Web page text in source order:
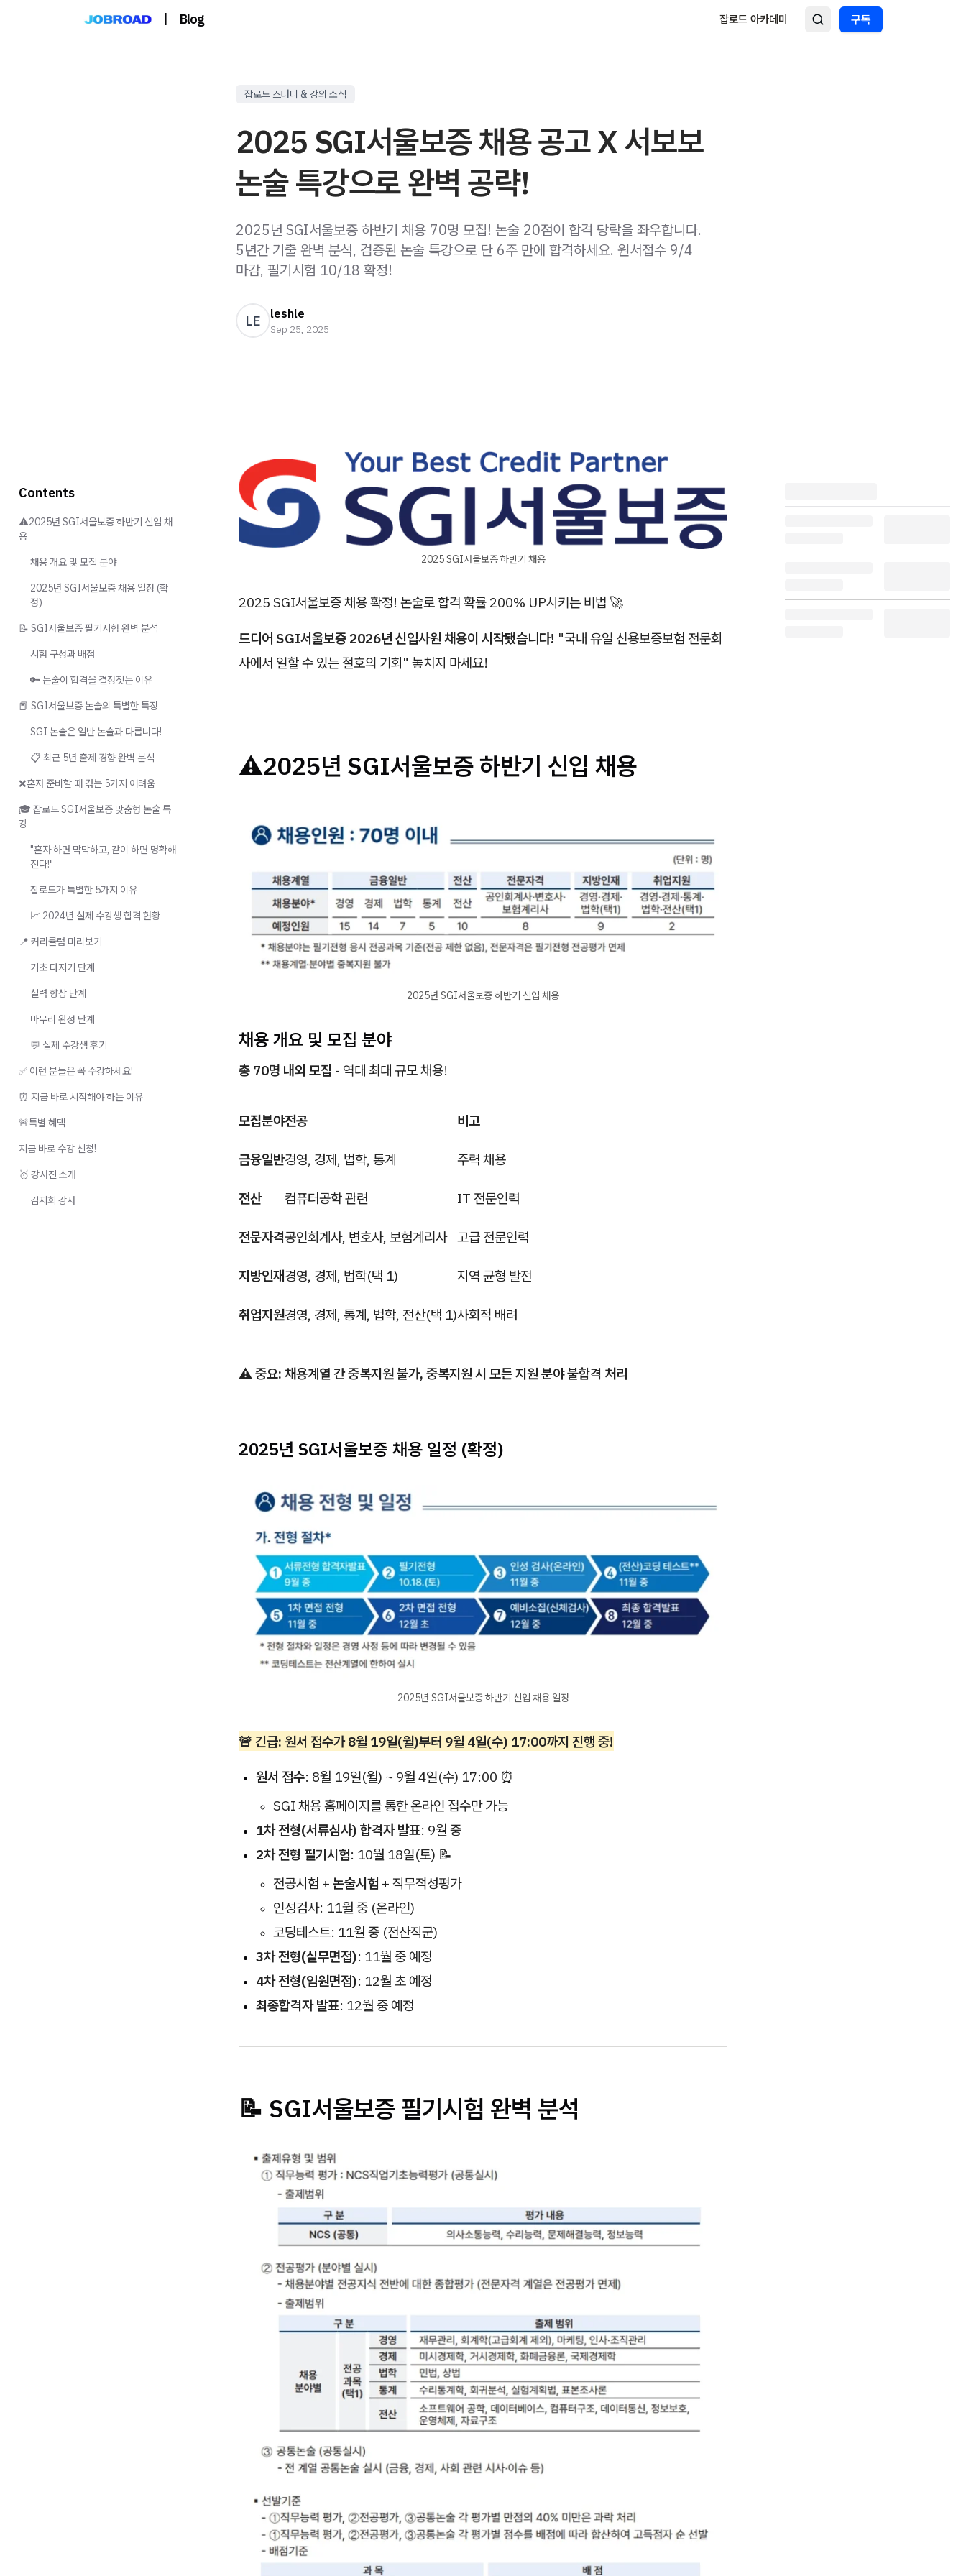
| Blog 잡로드 아카데미 구독
잡로드 스터디 & 강의 소식
2025 SGI서울보증 채용 공고 X 서보보
논술 특강으로 완벽 공략!
2025년 SGI서울보증 하반기 채용 70명 모집! 논술 20점이 합격 당락을 좌우합니다.
5년간 기출 완벽 분석, 검증된 논술 특강으로 단 6주 만에 합격하세요. 원서접수 9/4
마감, 필기시험 10/18 확정!
LE leshle
Sep 25, 2025
2025 SGI서울보증 하반기 채용
2025 SGI서울보증 채용 확정! 논술로 합격 확률 200% UP시키는 비법 🚀
드디어 SGI서울보증 2026년 신입사원 채용이 시작됐습니다! "국내 유일 신용보증보험 전문회
사에서 일할 수 있는 절호의 기회" 놓치지 마세요!
⚠️2025년 SGI서울보증 하반기 신입 채용
2025년 SGI서울보증 하반기 신입 채용
채용 개요 및 모집 분야
총 70명 내외 모집 - 역대 최대 규모 채용!
모집분야전공 비고
금융일반경영, 경제, 법학, 통계 주력 채용
전산 컴퓨터공학 관련 IT 전문인력
전문자격공인회계사, 변호사, 보험계리사 고급 전문인력
지방인재경영, 경제, 법학(택 1) 지역 균형 발전
취업지원경영, 경제, 통계, 법학, 전산(택 1)사회적 배려
⚠️ 중요: 채용계열 간 중복지원 불가, 중복지원 시 모든 지원 분야 불합격 처리
2025년 SGI서울보증 채용 일정 (확정)
2025년 SGI서울보증 하반기 신입 채용 일정
🚨 긴급: 원서 접수가 8월 19일(월)부터 9월 4일(수) 17:00까지 진행 중!
원서 접수: 8월 19일(월) ~ 9월 4일(수) 17:00 ⏰
SGI 채용 홈페이지를 통한 온라인 접수만 가능
1차 전형(서류심사) 합격자 발표: 9월 중
2차 전형 필기시험: 10월 18일(토) 📝
전공시험 + 논술시험 + 직무적성평가
인성검사: 11월 중 (온라인)
코딩테스트: 11월 중 (전산직군)
3차 전형(실무면접): 11월 중 예정
4차 전형(임원면접): 12월 초 예정
최종합격자 발표: 12월 중 예정
📝 SGI서울보증 필기시험 완벽 분석
Contents
⚠️2025년 SGI서울보증 하반기 신입 채
용
채용 개요 및 모집 분야
2025년 SGI서울보증 채용 일정 (확
정)
📝 SGI서울보증 필기시험 완벽 분석
시험 구성과 배점
🔑 논술이 합격을 결정짓는 이유
📕 SGI서울보증 논술의 특별한 특징
SGI 논술은 일반 논술과 다릅니다!
📋 최근 5년 출제 경향 완벽 분석
❌혼자 준비할 때 겪는 5가지 어려움
🎓 잡로드 SGI서울보증 맞춤형 논술 특
강
"혼자 하면 막막하고, 같이 하면 명확해
진다!"
잡로드가 특별한 5가지 이유
📈 2024년 실제 수강생 합격 현황
📍 커리큘럼 미리보기
기초 다지기 단계
실력 향상 단계
마무리 완성 단계
💬 실제 수강생 후기
✅ 이런 분들은 꼭 수강하세요!
⏰ 지금 바로 시작해야 하는 이유
🚨특별 혜택
지금 바로 수강 신청!
🥇 강사진 소개
김지희 강사